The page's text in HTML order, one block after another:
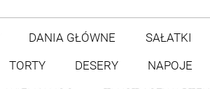
DANIA GŁÓWNE SAŁATKI
TORTY DESERY NAPOJE